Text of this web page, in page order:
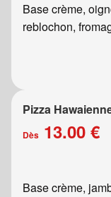
Base crème,
reblochon,
Pizza
Dès 13.00 €
Base crème,